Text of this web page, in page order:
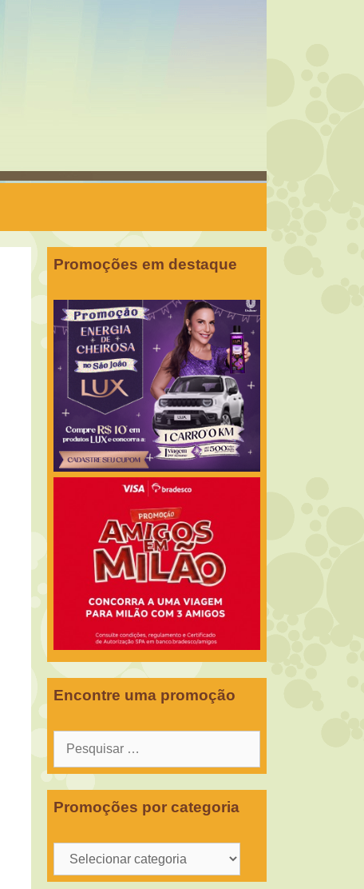
Promoções em destaque
Encontre uma promoção
Pesquisar
Promoções por categoria
Promoções
por